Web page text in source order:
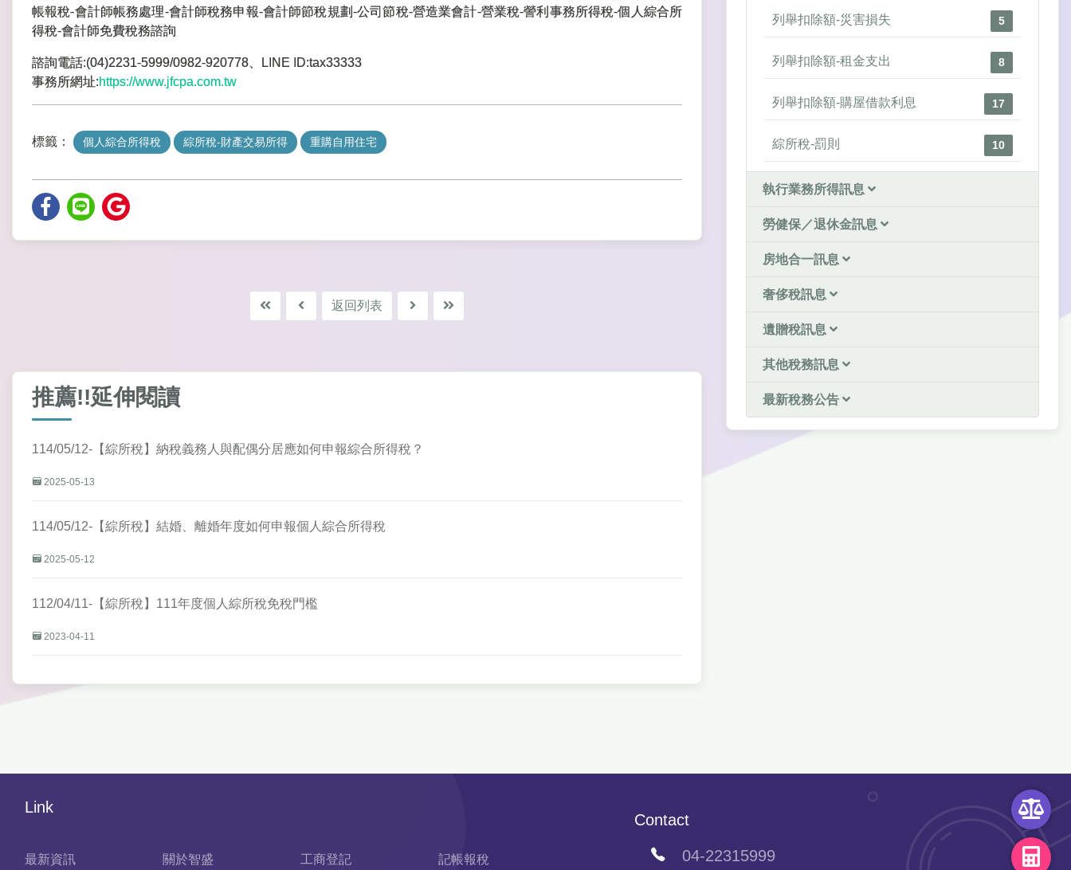
帳報稅-會計師帳務處理-會計師稅務申報-會計師節稅規劃-公司節稅-營造業會計-營業稅-謍利事務所得稅-個人綜合所
得稅-會計師免費稅務諮詢
諮詢電話:(04)2231-5999/0982-920778、LINE ID:tax33333
事務所網址:https://www.jfcpa.com.tw
標籤： 個人綜合所得稅 綜所稅-財產交易所得 重購自用住宅
返回列表
推薦!!延伸閱讀
114/05/12-【綜所稅】納稅義務人與配偶分居應如何申報綜合所得稅？
2025-05-13
114/05/12-【綜所稅】結婚、離婚年度如何申報個人綜合所得稅
2025-05-12
112/04/11-【綜所稅】111年度個人綜所稅免稅門檻
2023-04-11
列舉扣除額-災害損失 5
列舉扣除額-租金支出 8
列舉扣除額-購屋借款利息 17
綜所稅-罰則 10
執行業務所得訊息
勞健保／退休金訊息
房地合一訊息
奢侈稅訊息
遺贈稅訊息
其他稅務訊息
最新稅務公告
Link
最新資訊 關於智盛 工商登記 記帳報稅
Contact
04-22315999